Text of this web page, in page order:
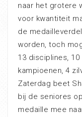
naar het grotere
voor kwantiteit
de
worden, toch
13 disciplines,
kampioenen, 4
Zaterdag beet
bij de seniores
medaille mee